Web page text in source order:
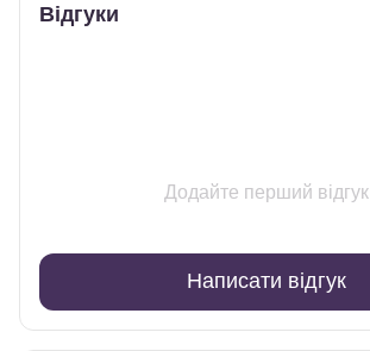
Відгуки
Додайте перший відгук
Написати відгук